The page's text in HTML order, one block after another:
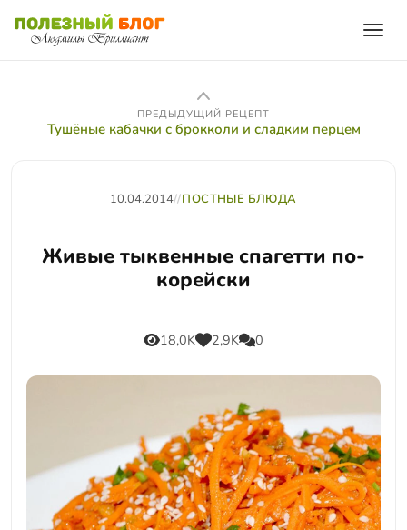
ПРЕДЫДУЩИЙ РЕЦЕПТ
Тушёные кабачки с брокколи и сладким перцем
10.04.2014//ПОСТНЫЕ БЛЮДА
Живые тыквенные спагетти по-
корейски
18,0K 2,9K 0